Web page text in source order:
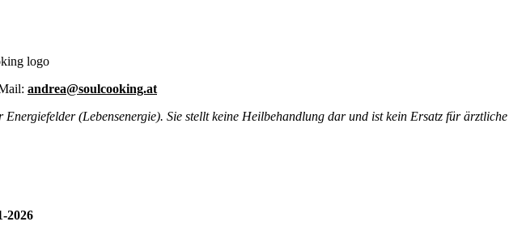
andrea@soulcooking.at
(Lebensenergie). Sie stellt keine Heilbehandlung dar und ist kein Ersatz für ärztliche
2026